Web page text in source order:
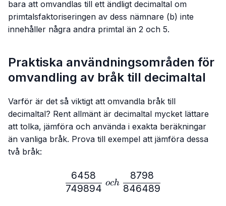
bara att omvandlas till ett ändligt decimaltal om
primtalsfaktoriseringen av dess nämnare (b) inte
innehåller några andra primtal än 2 och 5.
Praktiska användningsområden för
omvandling av bråk till decimaltal
Varför är det så viktigt att omvandla bråk till
decimaltal? Rent allmänt är decimaltal mycket lättare
att tolka, jämföra och använda i exakta beräkningar
än vanliga bråk. Prova till exempel att jämföra dessa
två bråk:
\frac{6458}{749894} \
749894
6458
och 846489
8798